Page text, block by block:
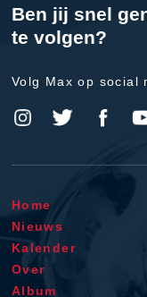
Ben jij snel
te volgen?
Volg Max op social
Home
Nieuws
Kalender
Over
Album